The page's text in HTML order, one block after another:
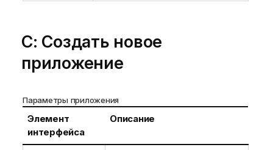
C: Создать новое
приложение
Параметры приложения
Элемент
интерфейса
Описание